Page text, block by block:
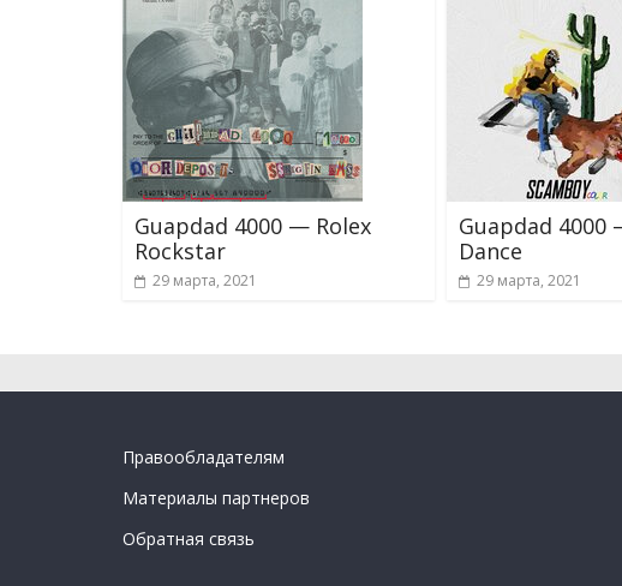
Guapdad 4000 — Rolex
Rockstar
29 марта, 2021
Guapdad 4000
Dance
29 марта, 2021
Правообладателям
Материалы партнеров
Обратная связь